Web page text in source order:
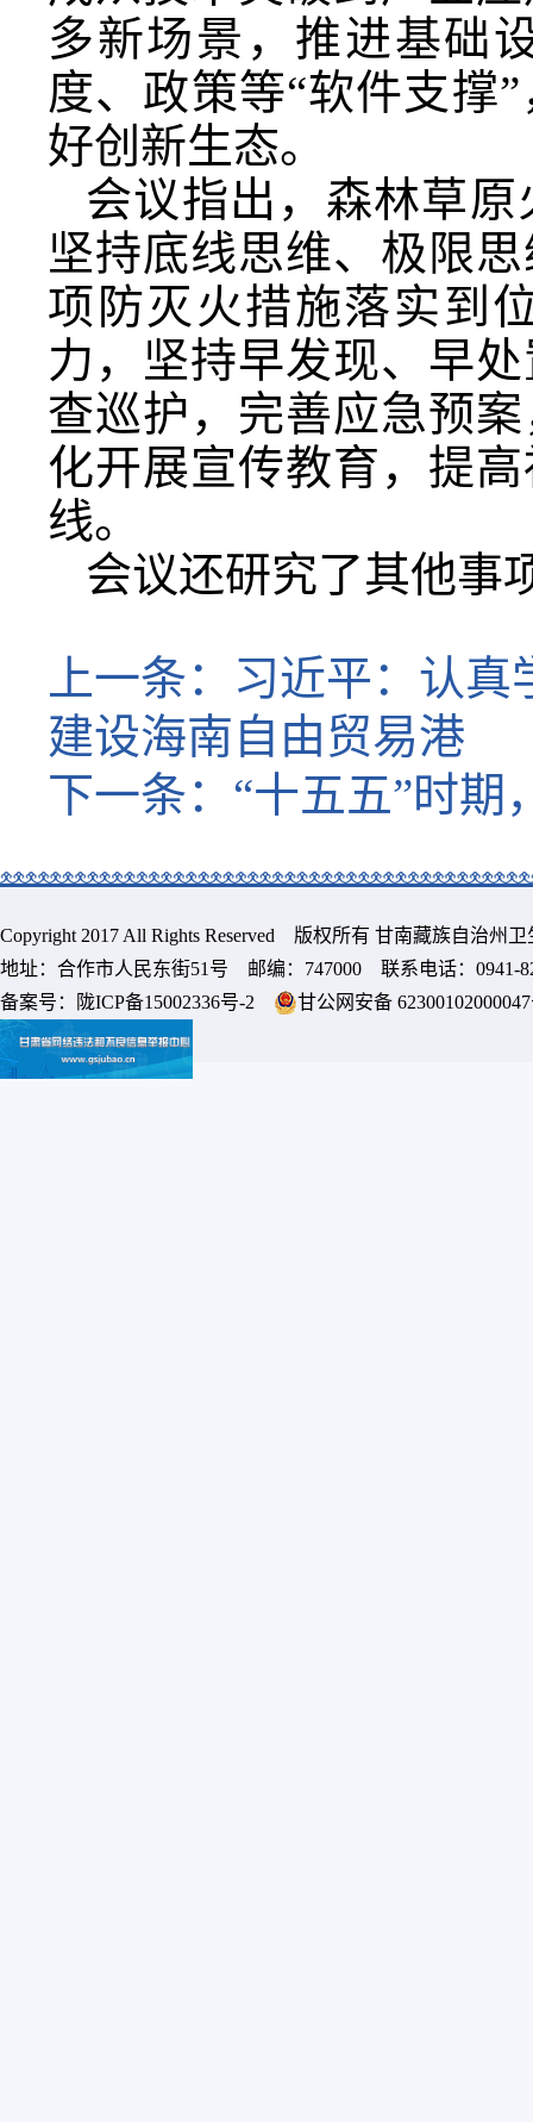
多新场景，推进基础
度、政策等“软件支撑
好创新生态。
会议指出，森林草
坚持底线思维、极限
项防灭火措施落实到
力，坚持早发现、早
查巡护，完善应急预
化开展宣传教育，提
线。
会议还研究了其他事
上一条： 习近平：认真
建设海南自由贸易港
下一条： “十五五”时期
Copyright 2017 All Rights Reserved 版权所有 甘南藏族自治州
地址：合作市人民东街51号 邮编：747000 联系电话：0941-
备案号：
陇ICP备15002336号-2 甘公网安备